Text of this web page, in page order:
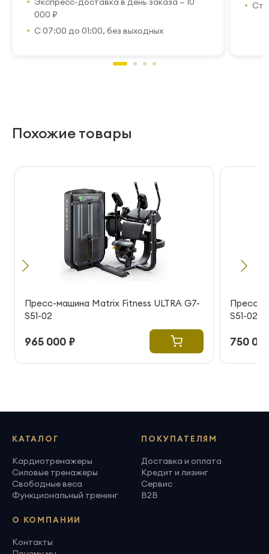
000 ₽
С 07:00 до 01:00, без выходных
Похожие товары
Пресс-машина Matrix Fitness ULTRA G7-
S51-02
965 000 ₽
Пресс-
S51-02
750
КАТАЛОГ
Кардиотренажеры
Силовые тренажеры
Свободные веса
Функциональный тренинг
ПОКУПАТЕЛЯМ
Доставка и оплата
Кредит и лизинг
Сервис
B2B
О КОМПАНИИ
Контакты